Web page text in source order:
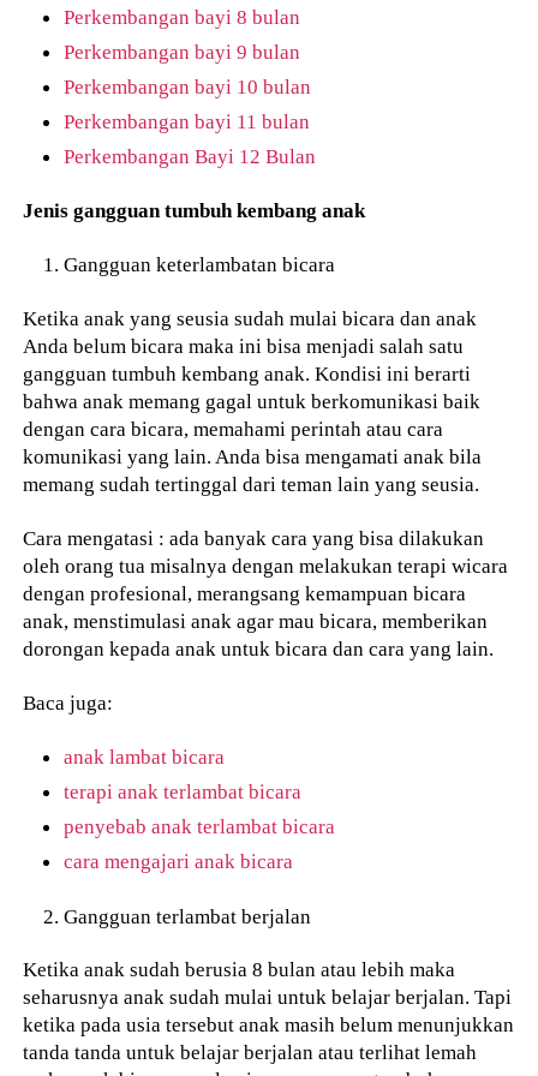
Perkembangan bayi 8 bulan
Perkembangan bayi 9 bulan
Perkembangan bayi 10 bulan
Perkembangan bayi 11 bulan
Perkembangan Bayi 12 Bulan
Jenis gangguan tumbuh kembang anak
Gangguan keterlambatan bicara
Ketika anak yang seusia sudah mulai bicara dan anak
Anda belum bicara maka ini bisa menjadi salah satu
gangguan tumbuh kembang anak. Kondisi ini berarti
bahwa anak memang gagal untuk berkomunikasi baik
dengan cara bicara, memahami perintah atau cara
komunikasi yang lain. Anda bisa mengamati anak bila
memang sudah tertinggal dari teman lain yang seusia.
Cara mengatasi : ada banyak cara yang bisa dilakukan
oleh orang tua misalnya dengan melakukan terapi wicara
dengan profesional, merangsang kemampuan bicara
anak, menstimulasi anak agar mau bicara, memberikan
dorongan kepada anak untuk bicara dan cara yang lain.
Baca juga:
anak lambat bicara
terapi anak terlambat bicara
penyebab anak terlambat bicara
cara mengajari anak bicara
Gangguan terlambat berjalan
Ketika anak sudah berusia 8 bulan atau lebih maka
seharusnya anak sudah mulai untuk belajar berjalan. Tapi
ketika pada usia tersebut anak masih belum menunjukkan
tanda tanda untuk belajar berjalan atau terlihat lemah